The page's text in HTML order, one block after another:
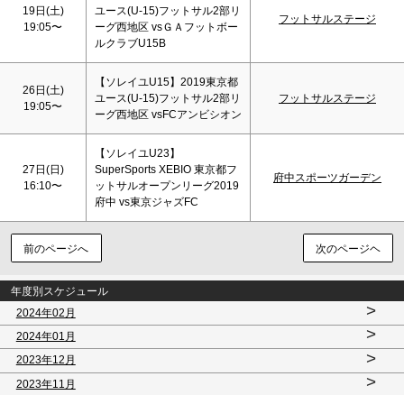
19日(土)
19:05〜
ユース(U-15)フットサル2部リ
ーグ西地区 vsＧＡフットボー
ルクラブU15B
フットサルステージ
26日(土)
19:05〜
【ソレイユU15】2019東京都
ユース(U-15)フットサル2部リ
ーグ西地区 vsFCアンビシオン
フットサルステージ
27日(日)
16:10〜
【ソレイユU23】
SuperSports XEBIO 東京都フ
ットサルオープンリーグ2019
府中 vs東京ジャズFC
府中スポーツガーデン
前のページへ 次のページヘ
年度別スケジュール
2024年02月
>
2024年01月 >
2023年12月 >
2023年11月 >